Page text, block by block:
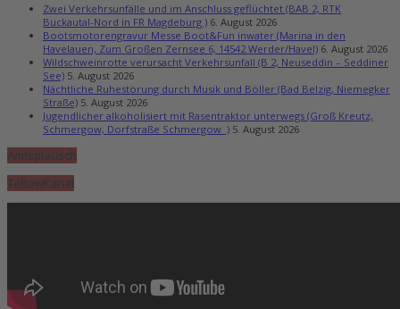
Zwei Verkehrsunfälle und im Anschluss geflüchtet (BAB 2, RTK
Buckautal-Nord in FR Magdeburg ) 6. August 2026
Bootsmotorengravur Messe Boot&Fun inwater (Marina in den
Havelauen, Zum Großen Zernsee 6, 14542 Werder/Havel) 6. August 2026
Wildschweinrotte verursacht Verkehrsunfall (B 2, Neuseddin – Seddiner
See) 5. August 2026
Nächtliche Ruhestörung durch Musik und Böller (Bad Belzig, Niemegker
Straße) 5. August 2026
Jugendlicher alkoholisiert mit Rasentraktor unterwegs (Groß Kreutz,
Schmergow, Dorfstraße Schmergow ) 5. August 2026
Amtsplausch
TeltowKanal